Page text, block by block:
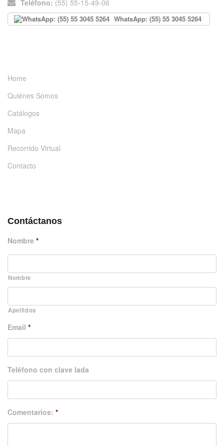
Teléfono: (55) 55-15-49-06
WhatsApp: (55) 55 3045 5264
Home
Quiénes Somos
Catálogos
Mapa
Recorrido Virtual
Contacto
Contáctanos
Nombre *
Nombre
Apellidos
Email *
Teléfono con clave lada
Comentarios: *